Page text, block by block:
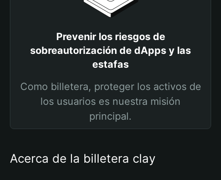
Prevenir los riesgos de
sobreautorización de dApps y las
estafas
Como billetera, proteger los activos de
los usuarios es nuestra misión
principal.
Acerca de la billetera clay